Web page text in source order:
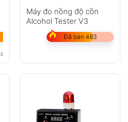
chưa VAT 8%
Máy đo nồng độ cồn
Alcohol Tester V3
Đã bán 463